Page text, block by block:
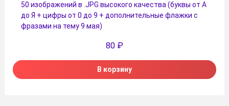
50 изображений в .JPG высокого качества (буквы от А
до Я + цифры от 0 до 9 + дополнительные флажки с
фразами на тему 9 мая)
80 ₽
В корзину